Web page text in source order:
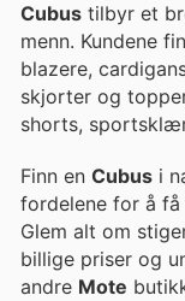
Cubus tilbyr et
menn. Kundene
blazere,
skjorter og
shorts,
Finn en Cubus i
fordelene for å
Glem alt om
billige priser og
andre Mote